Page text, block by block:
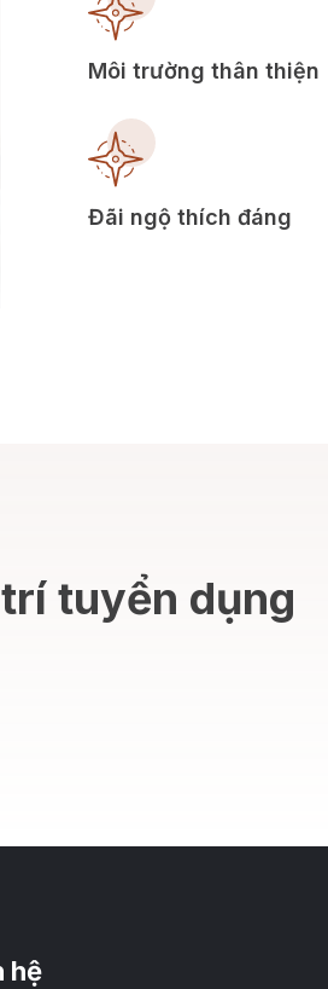
Môi trường thân thiện
Đãi ngộ thích đáng
tuyển dụng
hệ